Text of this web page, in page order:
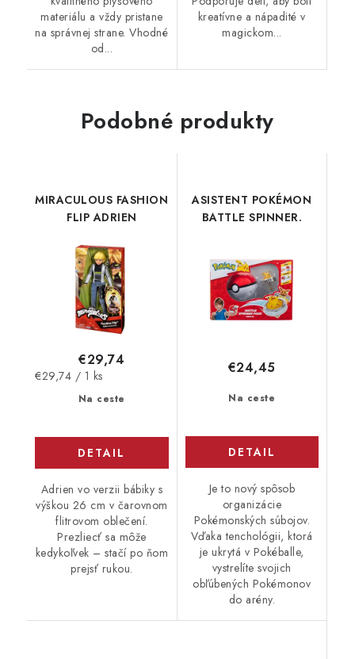
materiálu a vždy pristane
na správnej strane. Vhodné
od...
kreatívne a nápadité v
magickom...
Podobné produkty
MIRACULOUS FASHION
FLIP ADRIEN
Na ceste
€29,74
Jednotková
€29,74 / 1 ks
DETAIL
Adrien vo verzii bábiky s
výškou 26 cm v čarovnom
flitrovom oblečení.
Prezliecť sa môže
kedykoľvek – stačí po ňom
prejsť rukou.
ASISTENT POKÉMON
BATTLE SPINNER.
Na ceste
€24,45
DETAIL
Je to nový spôsob
organizácie
Pokémonských súbojov.
Vďaka tenchológii, ktorá
je ukrytá v Pokéballe,
vystrelíte svojich
obľúbených Pokémonov
do arény.